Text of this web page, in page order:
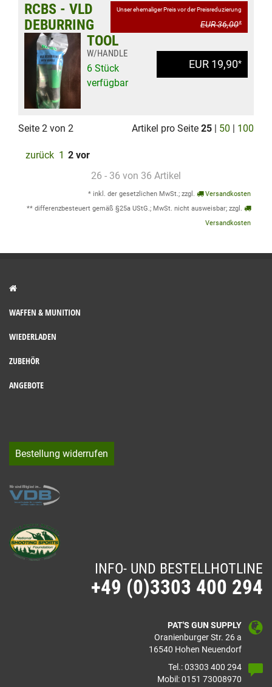
Unser ehemaliger Preis vor der Preisreduzierung
EUR 36,00*
EUR 19,90*
RCBS - VLD
DEBURRING
TOOL
W/HANDLE
6 Stück
verfügbar
Artikel pro Seite 25 | 50 | 100
Seite 2 von 2
zurück 1 2 vor
26 - 36 von 36 Artikel
* inkl. der gesetzlichen MwSt.; zzgl.
Versandkosten
** differenzbesteuert gemäß §25a UStG.; MwSt. nicht ausweisbar; zzgl.
Versandkosten
WAFFEN & MUNITION
WIEDERLADEN
ZUBEHÖR
ANGEBOTE
Bestellung widerrufen
INFO- UND BESTELLHOTLINE
+49 (0)3303 400 294
PAT'S GUN SUPPLY
Oranienburger Str. 26 a
16540 Hohen Neuendorf
Tel.: 03303 400 294
Mobil: 0151 73008970